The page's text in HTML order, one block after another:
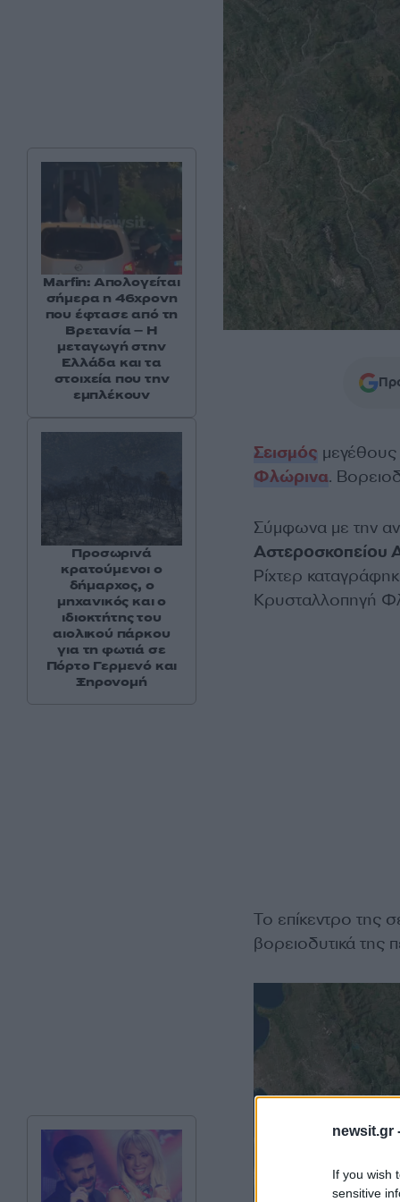
newsit.gr
If you wish
sensitive
Σεισμός μεγέθους
Φλώρινα.
Σύμφωνα με την
Αστεροσκοπείου
Ρίχτερ
Κρυσταλλοπηγή
Το επίκεντρο της
βορειοδυτικά της
Marfin: Απολογείται
σήμερα η 46χρονη
που έφτασε από τη
Βρετανία – Η
μεταγωγή στην
Ελλάδα και τα
στοιχεία που την
εμπλέκουν
Προσωρινά
κρατούμενοι ο
δήμαρχος, ο
μηχανικός και ο
ιδιοκτήτης του
αιολικού πάρκου
για τη φωτιά σε
Πόρτο Γερμενό και
Ξηρονομή